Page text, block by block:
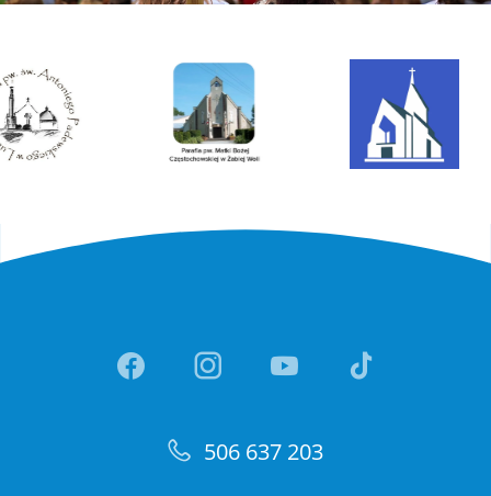
Link otwiera sie w nowej
Link otwiera sie w
Link otwiera
506 637 203